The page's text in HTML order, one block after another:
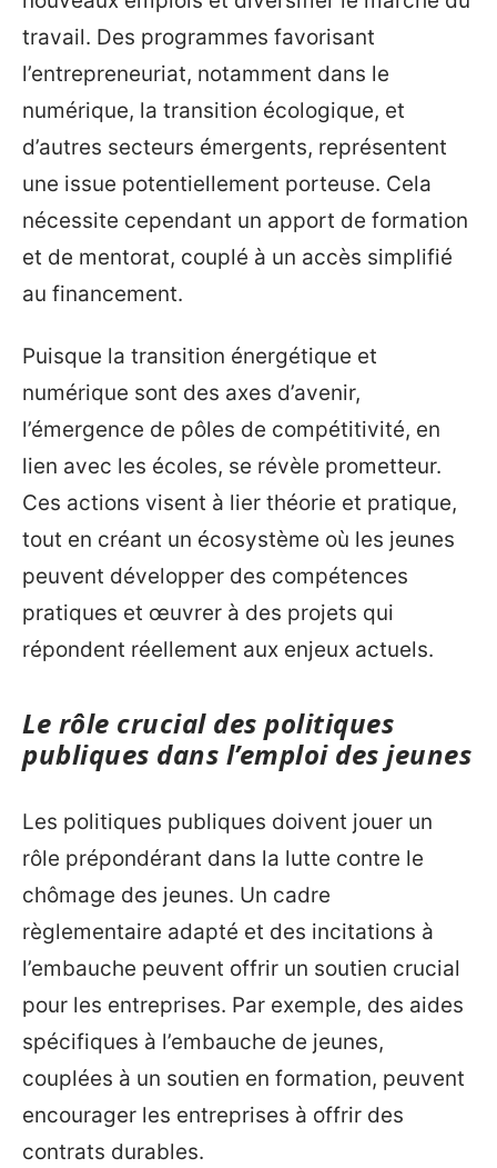
travail. Des programmes favorisant
l’entrepreneuriat, notamment dans le
numérique, la transition écologique, et
d’autres secteurs émergents, représentent
une issue potentiellement porteuse. Cela
nécessite cependant un apport de formation
et de mentorat, couplé à un accès simplifié
au financement.
Puisque la transition énergétique et
numérique sont des axes d’avenir,
l’émergence de pôles de compétitivité, en
lien avec les écoles, se révèle prometteur.
Ces actions visent à lier théorie et pratique,
tout en créant un écosystème où les jeunes
peuvent développer des compétences
pratiques et œuvrer à des projets qui
répondent réellement aux enjeux actuels.
Le rôle crucial des politiques
publiques dans l’emploi des jeunes
Les politiques publiques doivent jouer un
rôle prépondérant dans la lutte contre le
chômage des jeunes. Un cadre
règlementaire adapté et des incitations à
l’embauche peuvent offrir un soutien crucial
pour les entreprises. Par exemple, des aides
spécifiques à l’embauche de jeunes,
couplées à un soutien en formation, peuvent
encourager les entreprises à offrir des
contrats durables.